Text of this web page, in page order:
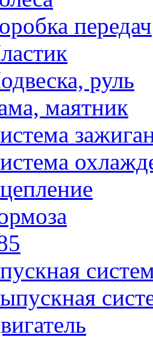
передач
руль
маятник